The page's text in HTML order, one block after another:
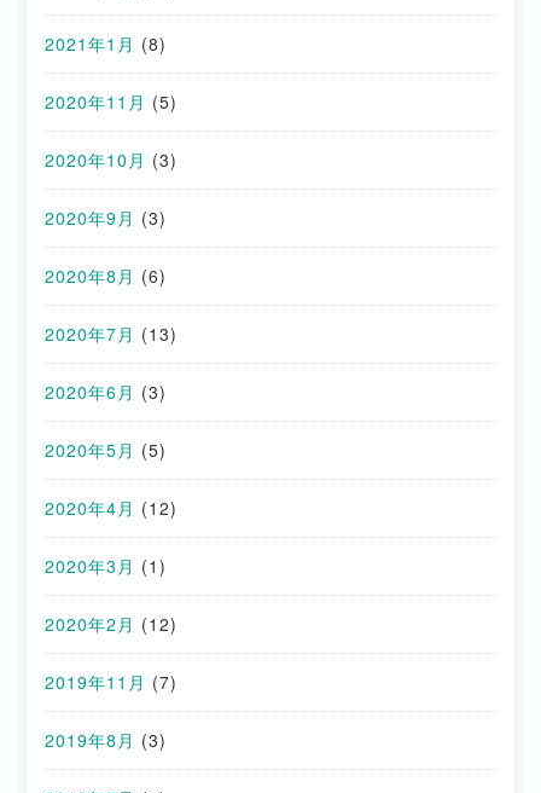
2021年1月 (8)
2020年11月 (5)
2020年10月 (3)
2020年9月 (3)
2020年8月 (6)
2020年7月 (13)
2020年6月 (3)
2020年5月 (5)
2020年4月 (12)
2020年3月 (1)
2020年2月 (12)
2019年11月 (7)
2019年8月 (3)